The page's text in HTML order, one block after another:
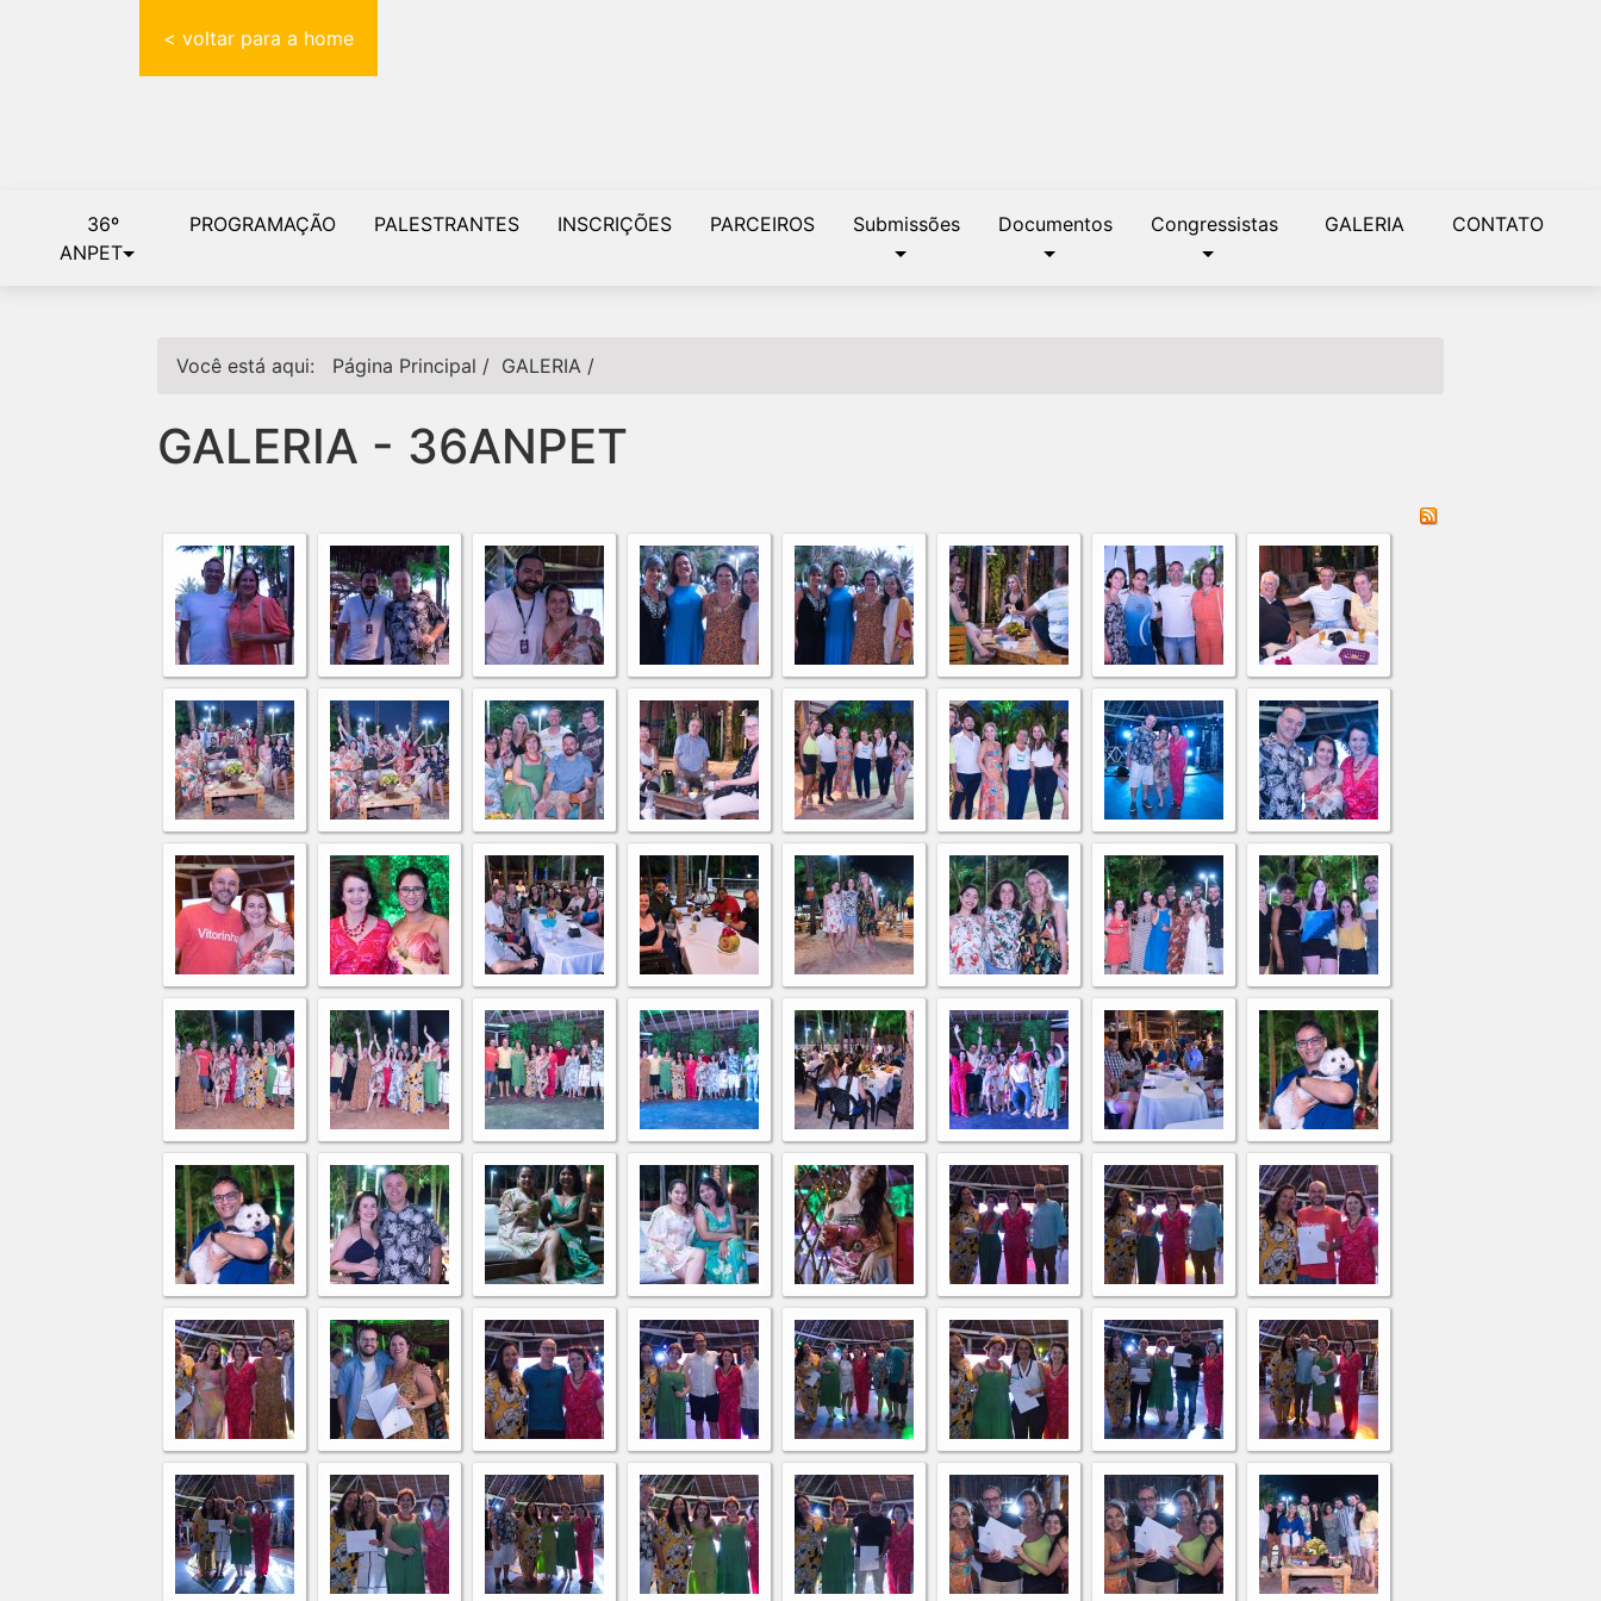
36º
ANPET
PROGRAMAÇÃO PALESTRANTES INSCRIÇÕES PARCEIROS Submissões Documentos Congressistas GALERIA CONTATO
< voltar para a home
Você está aqui: Página Principal / GALERIA /
GALERIA - 36ANPET